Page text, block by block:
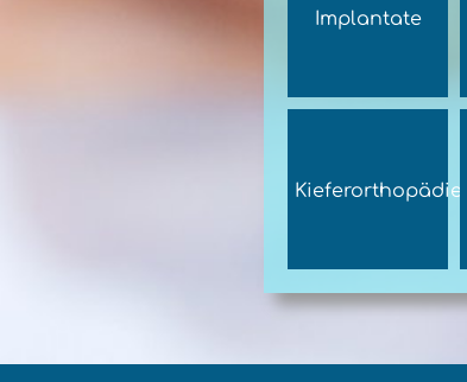
Implantate
Kieferorthopädie